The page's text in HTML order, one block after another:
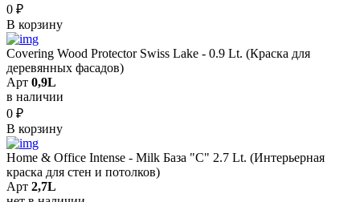
0 ₽
В корзину
Covering Wood Protector Swiss Lake - 0.9 Lt. (Краска для
деревянных фасадов)
Арт 0,9L
в наличии
0 ₽
В корзину
Home & Office Intense - Milk База "C" 2.7 Lt. (Интерьерная
краска для стен и потолков)
Арт 2,7L